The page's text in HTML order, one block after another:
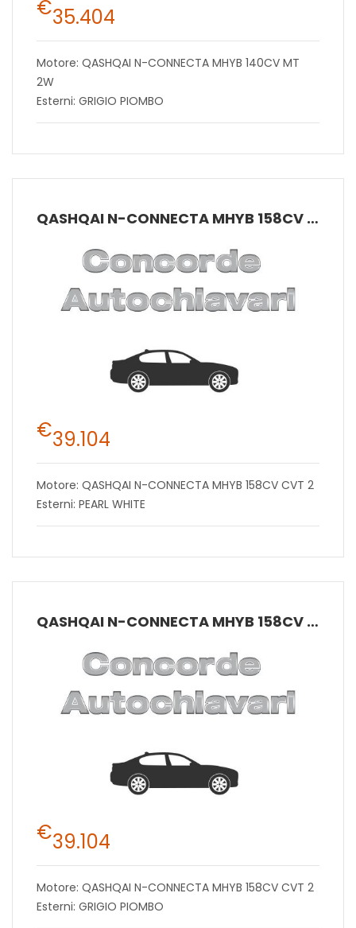
€35.404
Motore: QASHQAI N-CONNECTA MHYB 140CV MT
2W
Esterni: GRIGIO PIOMBO
QASHQAI N-CONNECTA MHYB 158CV CVT 2
€39.104
Motore: QASHQAI N-CONNECTA MHYB 158CV CVT 2
Esterni: PEARL WHITE
QASHQAI N-CONNECTA MHYB 158CV CVT 2
€39.104
Motore: QASHQAI N-CONNECTA MHYB 158CV CVT 2
Esterni: GRIGIO PIOMBO